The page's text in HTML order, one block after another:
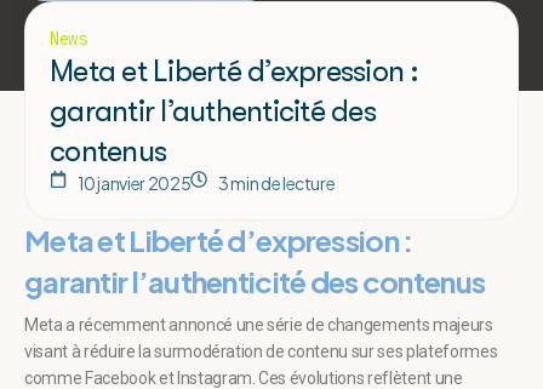
News
Meta et Liberté d’expression :
garantir l’authenticité des
contenus
10 janvier 2025 3 min de lecture
Meta et Liberté d’expression :
garantir l’authenticité des contenus
Meta a récemment annoncé une série de changements majeurs
visant à réduire la surmodération de contenu sur ses plateformes
comme Facebook et Instagram. Ces évolutions reflètent une